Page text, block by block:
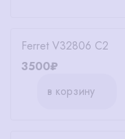
Ferret V32806 C2
3500₽
в корзину